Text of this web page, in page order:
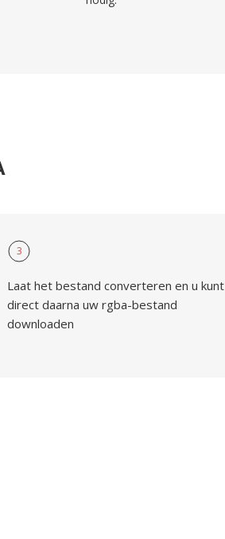
3
Laat het bestand converteren en u kunt
direct daarna uw rgba-bestand
downloaden